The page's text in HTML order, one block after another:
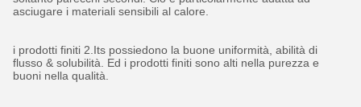
asciugare i materiali sensibili al calore.
i prodotti finiti 2.Its possiedono la buone uniformità, abilità di
flusso & solubilità. Ed i prodotti finiti sono alti nella purezza e
buoni nella qualità.